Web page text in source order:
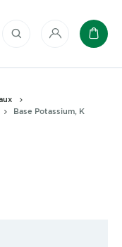
Mon compte
Base Potassium, K